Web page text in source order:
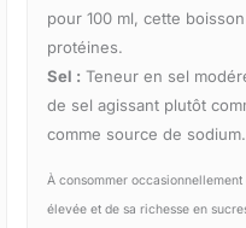
pour 100 ml, cette
protéines.
Sel : Teneur en sel
de sel agissant plutôt
comme source de sodium.
À consommer
élevée et de sa richesse en